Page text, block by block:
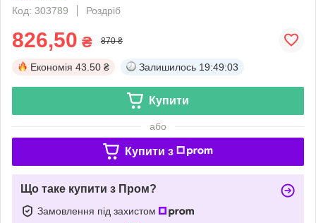
Код: 303789
Роздріб
826,50 ₴ 870 ₴
Економія 43.50 ₴ Залишилось 19:49:03
Купити
або
Купити з
Що таке купити з Пром?
Замовлення під захистом